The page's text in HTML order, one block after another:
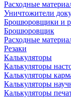
Расходные
Уничтожители
Брошюровщики и
Брошюровщик
Расходные
Резаки
Калькуляторы
Калькуляторы
Калькуляторы
Калькуляторы
Калькуляторы